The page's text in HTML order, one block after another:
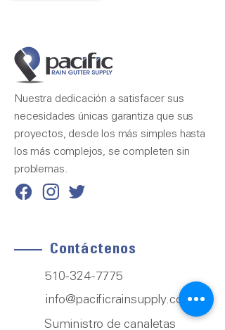
Nuestra dedicación a satisfacer sus
necesidades únicas garantiza que sus
proyectos, desde los más simples hasta
los más complejos, se completen sin
problemas.
Contáctenos
510-324-7775
info@pacificrainsupply.com
Suministro de canaletas